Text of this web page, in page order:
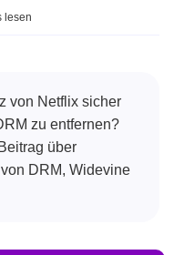
lesen
von Netflix sicher
zu entfernen?
über
DRM, Widevine